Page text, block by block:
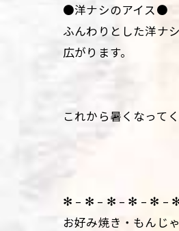
●洋ナシのアイス●
ふんわりとした洋ナ
広がります。
これから暑くなって
✻ – ✻ – ✻ – ✻ – ✻ –
お好み焼き・もんじ